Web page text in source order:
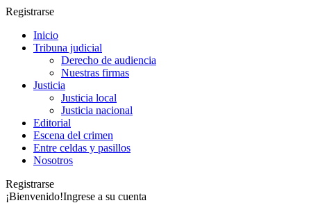
Registrarse
Inicio
Tribuna judicial
Derecho de audiencia
Nuestras firmas
Justicia
Justicia local
Justicia nacional
Editorial
Escena del crimen
Entre celdas y pasillos
Nosotros
Registrarse
¡Bienvenido!Ingrese a su cuenta